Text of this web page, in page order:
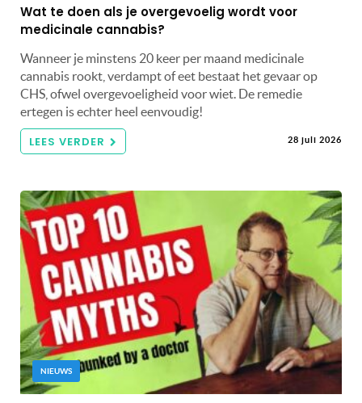
Wat te doen als je overgevoelig wordt voor
medicinale cannabis?
Wanneer je minstens 20 keer per maand medicinale
cannabis rookt, verdampt of eet bestaat het gevaar op
CHS, ofwel overgevoeligheid voor wiet. De remedie
ertegen is echter heel eenvoudig!
LEES VERDER 28 juli 2026
NIEUWS